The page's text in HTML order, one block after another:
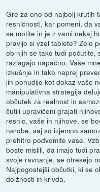
Gre za eno od najbolj krutih
resničnosti, kar pomeni, da
se motite in je z vami nekaj
pravijo si vzel tablete? Zelo
ob njih se tako tudi počutite,
razlagajo napačno. Vaše
izkušnje in tako naprej
jih ponudijo kot dokaz vaše
manipulativna strategija
občutek za realnost in
čutili upravičeni grajati
resnic, vaše in njihove, se
narobe, saj so izjemno
prehitro podvomite vase.
boste mislili, da imajo tudi
svoje ravnanje, se otresejo
Najpogostejši občutki, ki se
dolžnosti in krivda.